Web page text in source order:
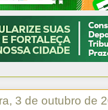
3 de outubro de